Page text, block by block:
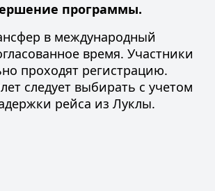
программы.
в международный
время. Участники
проходят регистрацию.
следует выбирать с учетом
рейса из Луклы.